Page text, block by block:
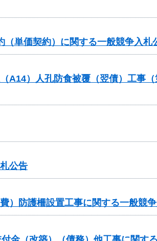
単価契約）に関する一般競争入札
）人孔防食被覆（翌債）工事（
公告
）防護柵設置工事に関する一般競